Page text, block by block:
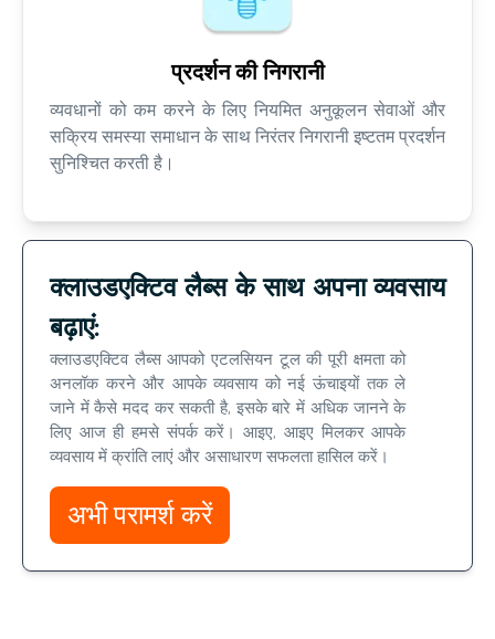
प्रदर्शन की निगरानी
व्यवधानों को कम करने के लिए नियमित अनुकूलन सेवाओं और
सक्रिय समस्या समाधान के साथ निरंतर निगरानी इष्टतम प्रदर्शन
सुनिश्चित करती है।
क्लाउडएक्टिव लैब्स के साथ अपना व्यवसाय
बढ़ाएं:
क्लाउडएक्टिव लैब्स आपको एटलसियन टूल की पूरी क्षमता को
अनलॉक करने और आपके व्यवसाय को नई ऊंचाइयों तक ले
जाने में कैसे मदद कर सकती है, इसके बारे में अधिक जानने के
लिए आज ही हमसे संपर्क करें। आइए, आइए मिलकर आपके
व्यवसाय में क्रांति लाएं और असाधारण सफलता हासिल करें।
अभी परामर्श करें